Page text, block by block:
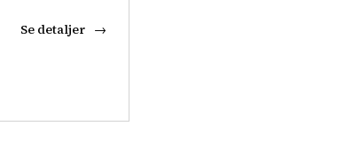
Se detaljer